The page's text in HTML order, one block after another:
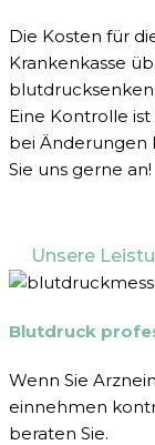
Die Kosten für
Krankenkasse
Eine Kontrolle
bei Änderungen
Sie uns gerne an!
Unsere
Blutdruck
Wenn Sie
einnehmen
beraten Sie.